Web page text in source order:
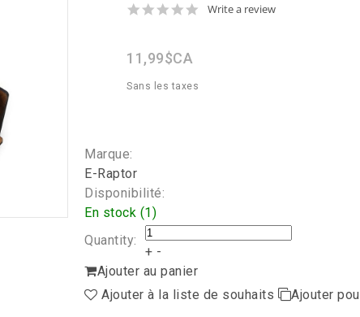
0.0
Write a review
11,99$CA
Sans les taxes
Marque:
E-Raptor
Disponibilité:
En stock (1)
Quantity:
+ -
Ajouter au panier
Ajouter à la liste de souhaits
Ajouter